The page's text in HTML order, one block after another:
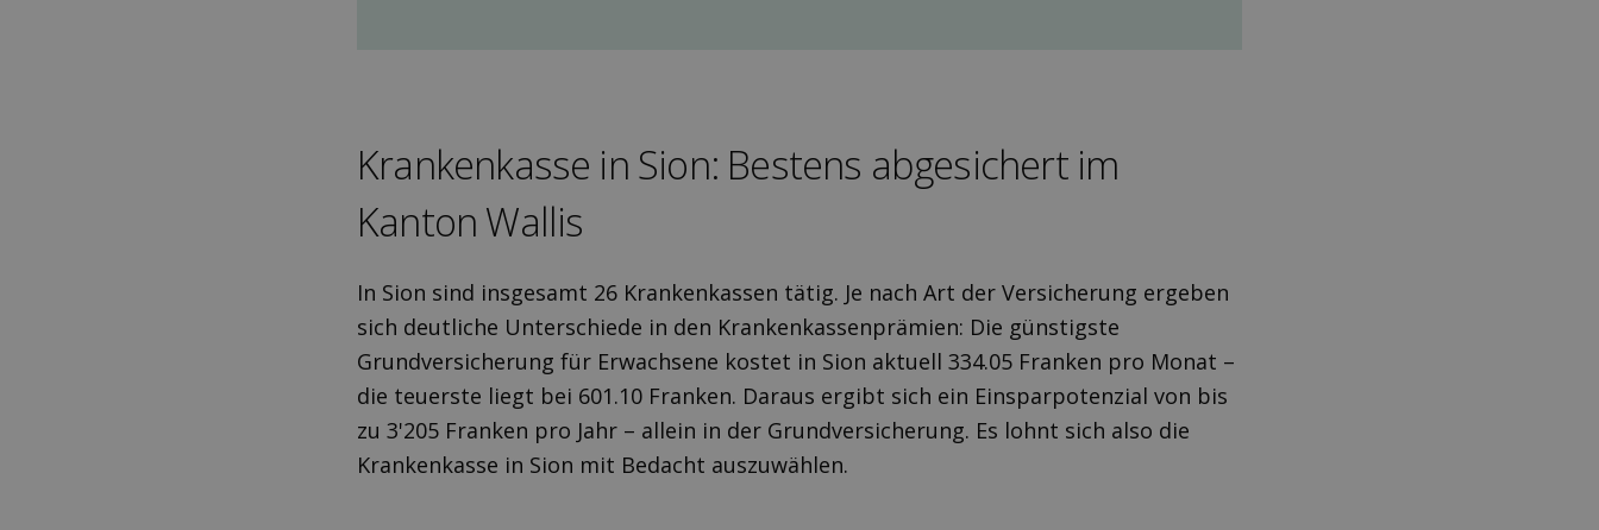
Kranken­kasse in Sion: Bestens ab­gesichert im
Kanton Wallis
In Sion sind insgesamt 26 Krankenkassen tätig. Je nach Art der Versicherung ergeben
sich deutliche Unterschiede in den Krankenkassenprämien: Die günstigste
Grundversicherung für Erwachsene kostet in Sion aktuell 334.05 Franken pro Monat –
die teuerste liegt bei 601.10 Franken. Daraus ergibt sich ein Einsparpotenzial von bis
zu 3'205 Franken pro Jahr – allein in der Grundversicherung. Es lohnt sich also die
Krankenkasse in Sion mit Bedacht auszuwählen.